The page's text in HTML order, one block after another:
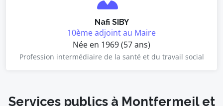
Nafi SIBY
10ème adjoint au Maire
Née en 1969 (57 ans)
Profession intermédiaire de la santé et du travail social
Services publics à Montfermeil et